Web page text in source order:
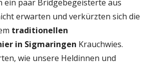
ein paar Bridgebegeisterte aus
erwarten und verkürzten sich die
traditionellen
in Sigmaringen Krauchwies.
wie unsere Heldinnen und